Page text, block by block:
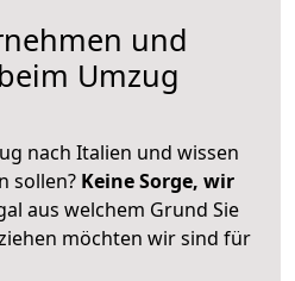
und
Umzug
nach Italien und wissen
sollen? Keine Sorge, wir
aus welchem Grund Sie
möchten wir sind für